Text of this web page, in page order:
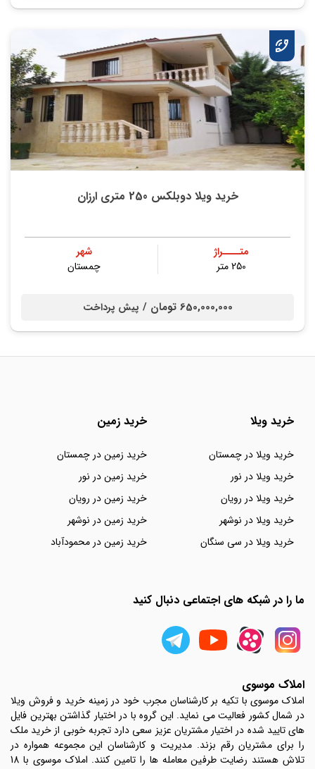
خرید ویلا دوبلکس 250 متری ارزان
متــــراژ
250 متر
شهر
چمستان
650,000,000 تومان / پیش پرداخت
خرید ویلا
خرید ویلا در چمستان
خرید ویلا در نور
خرید ویلا در رویان
خرید ویلا در نوشهر
خرید ویلا در سی سنگان
خرید زمین
خرید زمین در چمستان
خرید زمین در نور
خرید زمین در رویان
خرید زمین در نوشهر
خرید زمین در محمودآباد
ما را در شبکه های اجتماعی دنبال کنید
املاک موسوی
املاک موسوی با تکیه بر کارشناسان مجرب خود در زمینه خرید و فروش ویلا
در شمال کشور فعالیت می نماید. این گروه با در اختیار گذاشتن بهترین فایل
های تایید شده در اختیار مشتریان عزیز سعی دارد تجربه خوبی از خرید ملک
را برای مشتریان رقم بزند. مدیریت و کارشناسان این مجموعه همواره در
تلاش هستند رضایت طرفین معامله ها را تامین کنند. املاک موسوی با 18